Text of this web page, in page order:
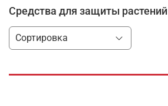
Средства для защиты растений